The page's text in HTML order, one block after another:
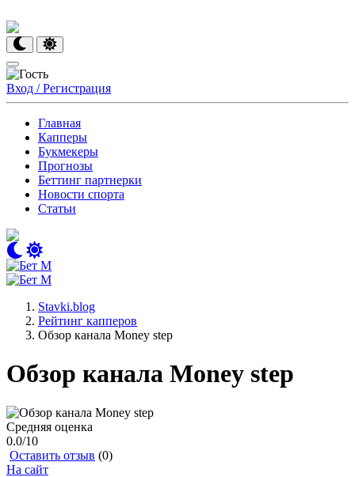
Вход / Регистрация
Главная
Капперы
Букмекеры
Прогнозы
Беттинг партнерки
Новости спорта
Статьи
Stavki.blog
Рейтинг капперов
Обзор канала Money step
Обзор канала Money step
Средняя оценка
0.0/10
Оставить отзыв (0)
На сайт